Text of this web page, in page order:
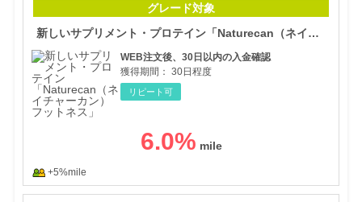
グレード対象
新しいサプリメント・プロテイン「Naturecan（ネイチャーカン）フットネス」
WEB注文後、30日以内の入金確認
獲得期間： 30日程度
リピート可
6.0%
+5%mile